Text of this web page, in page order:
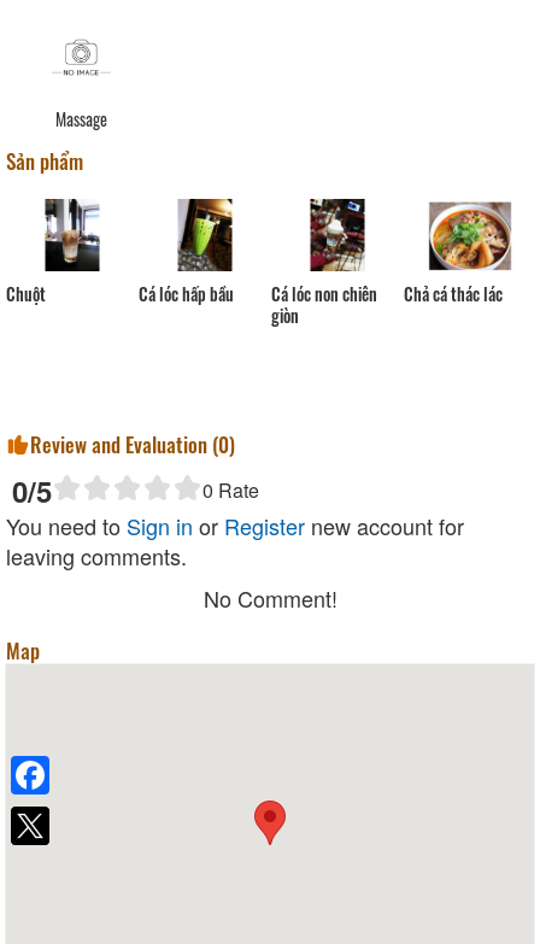
Massage
Sản phẩm
Chuột Cá lóc hấp bầu
Cá lóc non chiên
giòn
Chả cá thác lác
Review and Evaluation (0)
0/5 0 Rate
You need to Sign in or Register new account for
leaving comments.
No Comment!
Map
Facebook